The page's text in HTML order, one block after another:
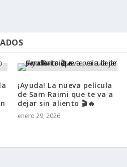
¡Ayuda! La nueva película
de Sam Raimi que te va a
dejar sin aliento 🎬🔥
enero 29, 2026